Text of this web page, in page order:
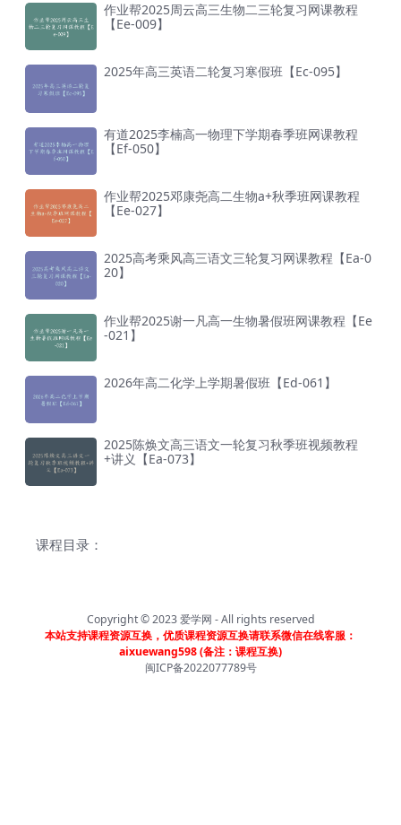
作业帮2025周云高三生物二三轮复习网课教程
【Ee-009】
2025年高三英语二轮复习寒假班【Ec-095】
有道2025李楠高一物理下学期春季班网课教程
【Ef-050】
作业帮2025邓康尧高二生物a+秋季班网课教程
【Ee-027】
2025高考乘风高三语文三轮复习网课教程【Ea-0
20】
作业帮2025谢一凡高一生物暑假班网课教程【Ee
-021】
2026年高二化学上学期暑假班【Ed-061】
2025陈焕文高三语文一轮复习秋季班视频教程
+讲义【Ea-073】
课程目录：
Copyright © 2023爱学网 - All rights reserved
本站支持课程资源互换，优质课程资源互换请联系微信在线客服：
aixuewang598 (备注：课程互换)
闽ICP备2022077789号